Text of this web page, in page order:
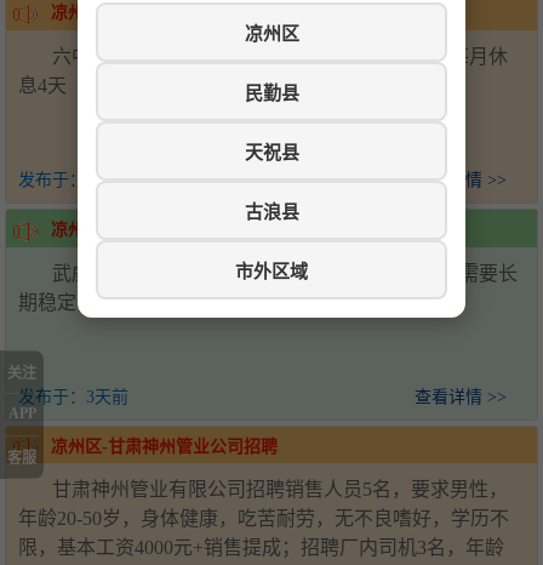
凉州区
民勤县
天祝县
古浪县
市外区域
凉州区-招聘帮厨
六中学校食堂招聘后厨帮厨2名，会压面优先，每月休
息4天（上六休一）工资面议-电话15393538881
发布于： 1天前 查看详情 >>
凉州区-招聘
武威万达广场招聘川湘菜炒锅两名，配菜两名，需要长
期稳定，要求技术过硬，联系电话19958567158
发布于： 3天前 查看详情 >>
凉州区-甘肃神州管业公司招聘
甘肃神州管业有限公司招聘销售人员5名，要求男性，
年龄20-50岁，身体健康，吃苦耐劳，无不良嗜好，学历不
限，基本工资4000元+销售提成；招聘厂内司机3名，年龄
关注
APP
客服